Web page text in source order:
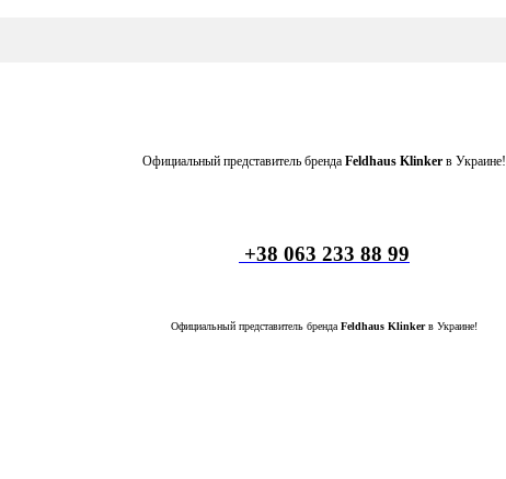
Официальный представитель бренда Feldhaus Klinker в Украине!
+38 063 233 88 99
Официальный представитель бренда Feldhaus Klinkerв Украине!